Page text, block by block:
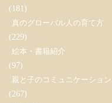
(181)
真のグローバル人の育て方
(229)
絵本・書籍紹介
(97)
親と子のコミュニケーション
(267)